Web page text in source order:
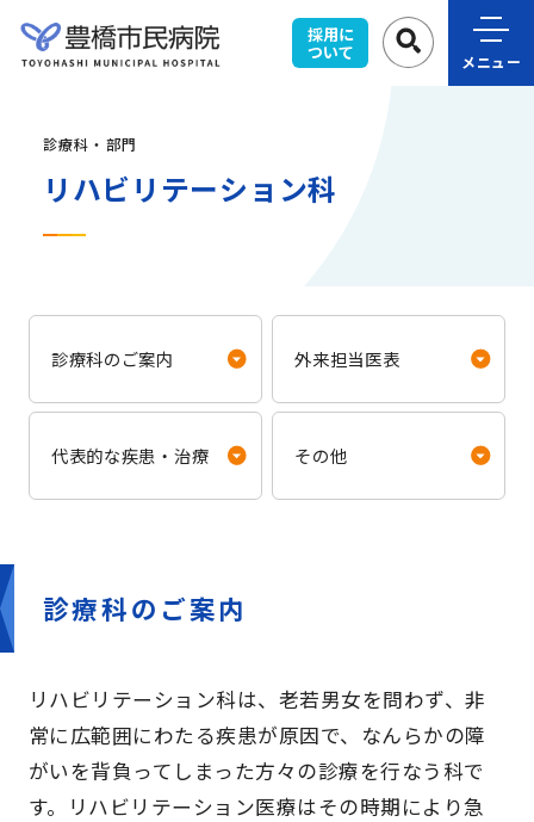
採用に
ついて メニュー
診療科・部門
リハビリテーション科
診療科のご案内 外来担当医表
代表的な疾患・治療 その他
診療科のご案内
リハビリテーション科は、老若男女を問わず、非
常に広範囲にわたる疾患が原因で、なんらかの障
がいを背負ってしまった方々の診療を行なう科で
す。リハビリテーション医療はその時期により急